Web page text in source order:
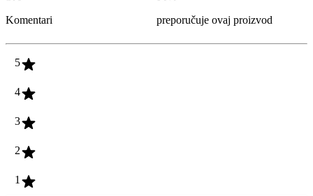
Komentari
preporučuje ovaj proizvod
5
4
3
2
1